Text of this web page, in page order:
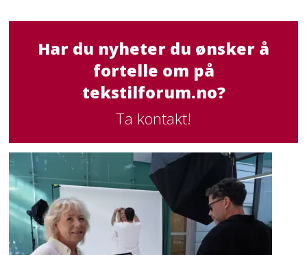
Har du nyheter du ønsker å
fortelle om på
tekstilforum.no?
Ta kontakt!